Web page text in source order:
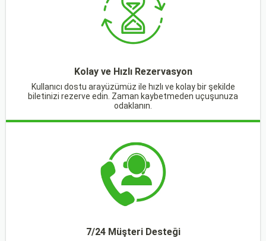
Kolay ve Hızlı Rezervasyon
Kullanıcı dostu arayüzümüz ile hızlı ve kolay bir şekilde
biletinizi rezerve edin. Zaman kaybetmeden uçuşunuza
odaklanın.
7/24 Müşteri Desteği